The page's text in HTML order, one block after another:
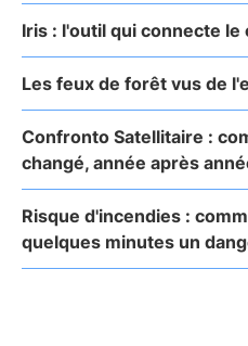
Iris : l'outil qui connecte le
Les feux de forêt vus de
Confronto Satellitaire :
changé, année après
Risque d'incendies :
quelques minutes un